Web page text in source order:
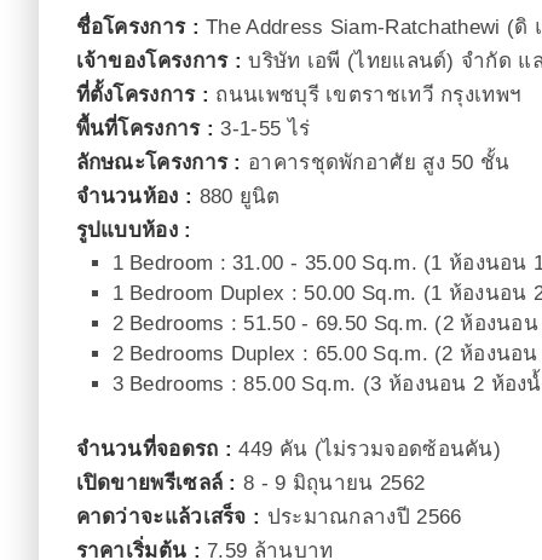
ชื่อโครงการ : The Address Siam-Ratchathewi (
เจ้าของโครงการ : บริษัท เอพี (ไทยแลนด์) จำกัด แ
ที่ตั้งโครงการ : ถนนเพชบุรี เขตราชเทวี กรุงเทพฯ
พื้นที่โครงการ : 3-1-55 ไร่
ลักษณะโครงการ : อาคารชุดพักอาศัย สูง 50 ชั้น
จำนวนห้อง : 880 ยูนิต
รูปแบบห้อง :
1 Bedroom : 31.00 - 35.00 Sq.m. (1 ห้องนอน
1 Bedroom Duplex : 50.00 Sq.m. (1 ห้องนอน
2 Bedrooms : 51.50 - 69.50 Sq.m. (2 ห้องน
2 Bedrooms Duplex : 65.00 Sq.m. (2 ห้องนอ
3 Bedrooms : 85.00 Sq.m. (3 ห้องนอน 2 ห้อง
จำนวนที่จอดรถ : 449 คัน (ไม่รวมจอดซ้อนคัน)
เปิดขายพรีเซลล์ : 8 - 9 มิถุนายน 2562
คาดว่าจะแล้วเสร็จ : ประมาณกลางปี 2566
ราคาเริ่มต้น : 7.59 ล้านบาท